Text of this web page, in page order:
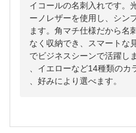
イコールの名刺入れです。
ーノレザーを使用し、シン
ます。角マチ仕様だから名
なく収納でき、スマートな
でビジネスシーンで活躍し
、イエローなど14種類のカ
、好みにより選べます。